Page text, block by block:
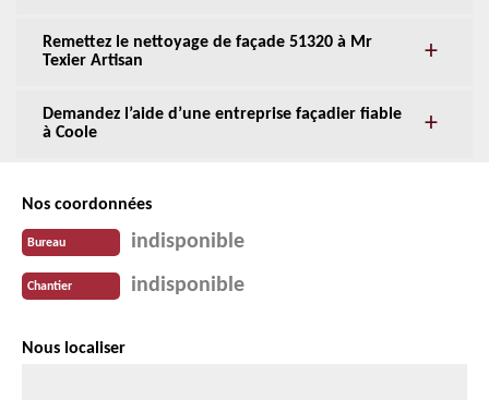
Remettez le nettoyage de façade 51320 à Mr
Texier Artisan
Demandez l’aide d’une entreprise façadier fiable
à Coole
Nos coordonnées
Bureau indisponible
Chantier indisponible
Nous localiser